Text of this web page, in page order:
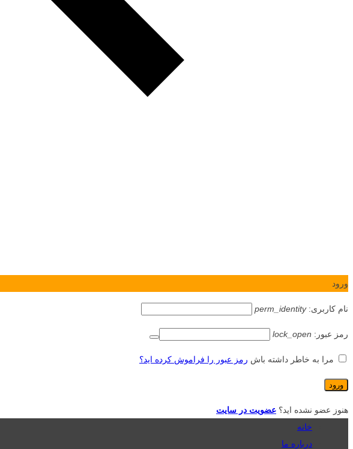
ورود
نام کاربری:perm_identity
رمز عبور: lock_open
مرا به خاطر داشته باش رمز عبور را فراموش کرده اید؟
هنوز عضو نشده اید؟ عضویت در سایت
خانه
درباره ما